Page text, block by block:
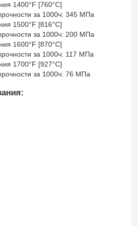
1400°F [760°C]
за 1000ч: 345 МПа
1500°F [816°C]
за 1000ч: 200 МПа
1600°F [870°C]
за 1000ч: 117 МПа
1700°F [927°C]
за 1000ч: 76 МПа